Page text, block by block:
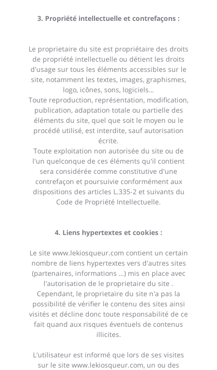
3. Propriété intellectuelle et contrefaçons :
Le proprietaire du site est propriétaire des droits
de propriété intellectuelle ou détient les droits
d'usage sur tous les éléments accessibles sur le
site, notamment les textes, images, graphismes,
logo, icônes, sons, logiciels…
Toute reproduction, représentation, modification,
publication, adaptation totale ou partielle des
éléments du site, quel que soit le moyen ou le
procédé utilisé, est interdite, sauf autorisation
écrite.
Toute exploitation non autorisée du site ou de
l'un quelconque de ces éléments qu'il contient
sera considérée comme constitutive d'une
contrefaçon et poursuivie conformément aux
dispositions des articles L.335-2 et suivants du
Code de Propriété Intellectuelle.
4. Liens hypertextes et cookies :
Le site www.lekiosqueur.com contient un certain
nombre de liens hypertextes vers d'autres sites
(partenaires, informations …) mis en place avec
l'autorisation de le proprietaire du site .
Cependant, le proprietaire du site n'a pas la
possibilité de vérifier le contenu des sites ainsi
visités et décline donc toute responsabilité de ce
fait quand aux risques éventuels de contenus
illicites.
L'utilisateur est informé que lors de ses visites
sur le site www.lekiosqueur.com, un ou des